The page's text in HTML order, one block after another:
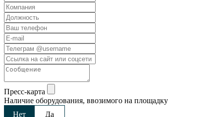
Пресс-карта
Наличие оборудования, ввозимого на площадку
Нет
Да